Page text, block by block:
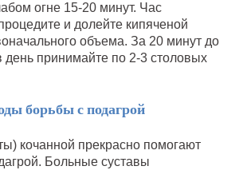
огне 15-20 минут. Час
и долейте кипяченой
объема. За 20 минут до
день принимайте по 2-3 столовых
борьбы с подагрой
кочанной прекрасно помогают
Больные суставы